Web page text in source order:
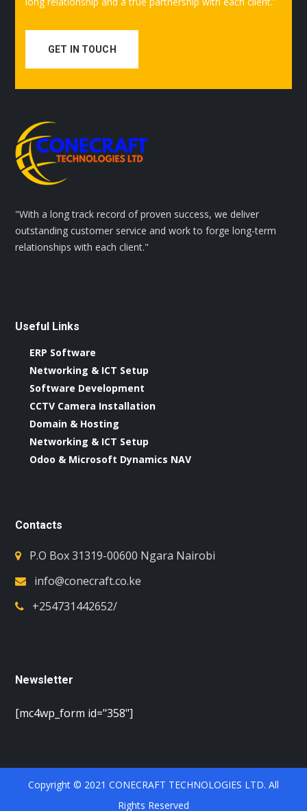
GET IN TOUCH
"With a long track record of proven success, we deliver
outstanding customer service and work to forge long-term
relationships with each client."
Useful Links
ERP Software
Networking & ICT Setup
Software Development
CCTV Camera Installation
Domain & Hosting
Networking & ICT Setup
Odoo & Microsoft Dynamics NAV
Contacts
P.O Box 31319-00600 Ngara Nairobi
info@conecraft.co.ke
+254731442652/
Newsletter
[mc4wp_form id="358"]
Copyright © 2021 CONECRAFT TECHNOLOGIES LTD. All
Rights Reserved